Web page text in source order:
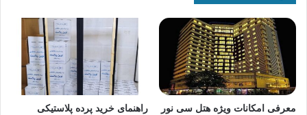
معرفی امکانات ویژه هتل سی نور
راهنمای خرید پرده پلاستیکی